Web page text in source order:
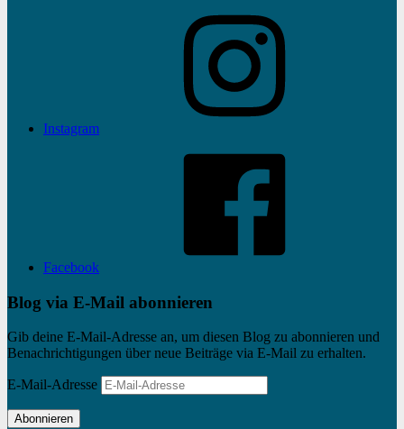
Instagram
Facebook
Blog via E-Mail abonnieren
Gib deine E-Mail-Adresse an, um diesen Blog zu abonnieren und
Benachrichtigungen über neue Beiträge via E-Mail zu erhalten.
E-Mail-Adresse
Abonnieren